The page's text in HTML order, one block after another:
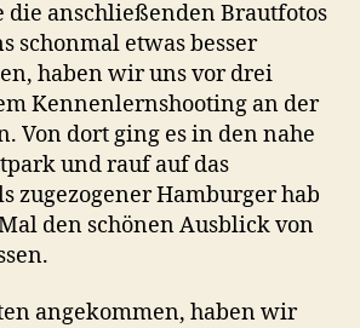
die anschließenden Brautfotos
schonmal etwas besser
haben wir uns vor drei
Kennenlernshooting an der
Von dort ging es in den nahe
und rauf auf das
zugezogener Hamburger hab
den schönen Ausblick von
angekommen, haben wir